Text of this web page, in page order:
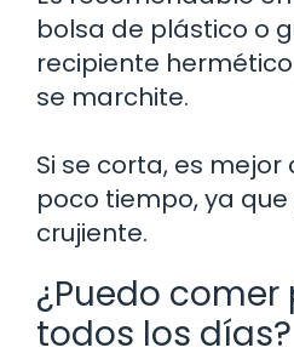
bolsa de plástico o
recipiente
se marchite.
Si se corta, es mejor
poco tiempo, ya
crujiente.
¿Puedo comer
todos los días?